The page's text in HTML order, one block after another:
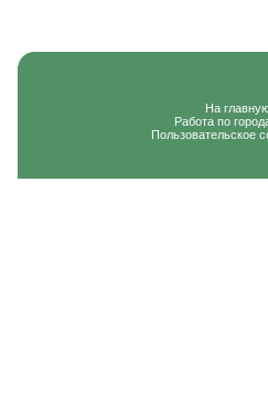
На
Работа по
Пользовательское